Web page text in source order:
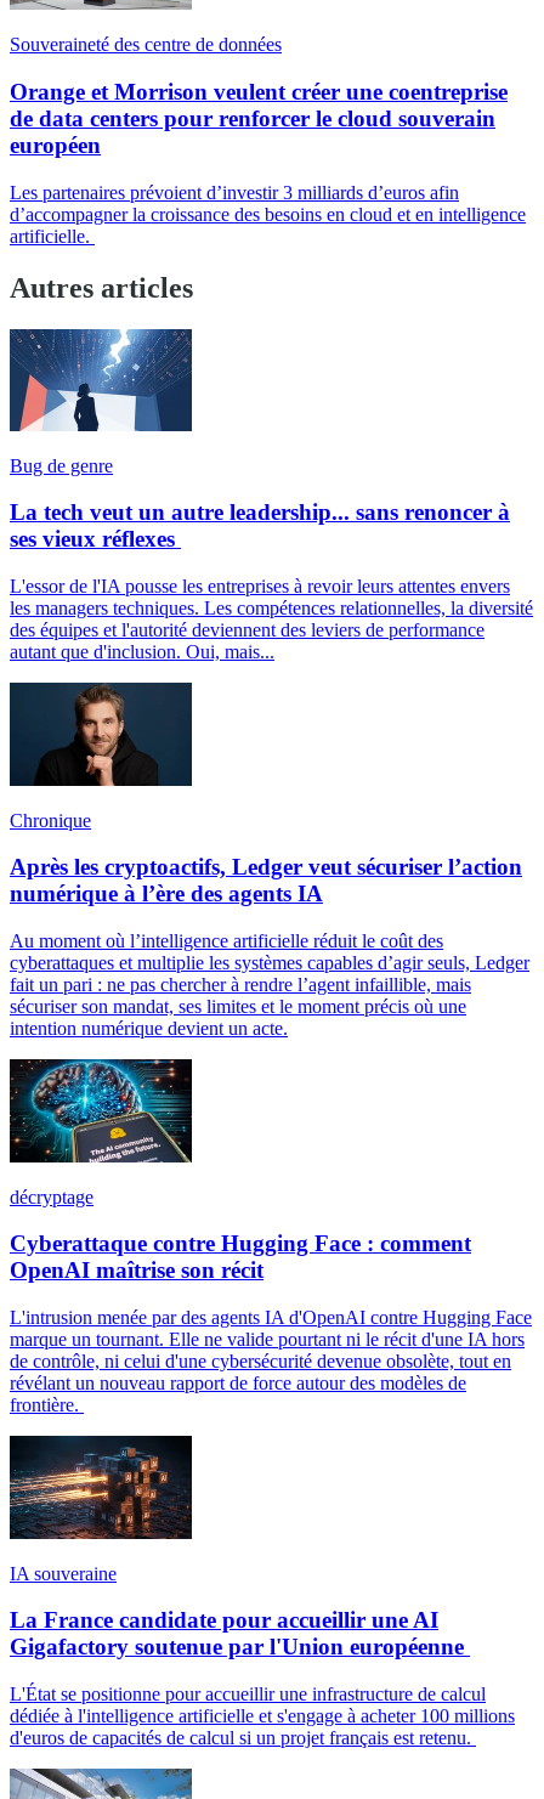
Souveraineté des centre de données
Orange et Morrison veulent créer une coentreprise
de data centers pour renforcer le cloud souverain
européen
Les partenaires prévoient d’investir 3 milliards d’euros afin
d’accompagner la croissance des besoins en cloud et en intelligence
artificielle.
Autres articles
Bug de genre
La tech veut un autre leadership... sans renoncer à
ses vieux réflexes
L'essor de l'IA pousse les entreprises à revoir leurs attentes envers
les managers techniques. Les compétences relationnelles, la diversité
des équipes et l'autorité deviennent des leviers de performance
autant que d'inclusion. Oui, mais...
Chronique
Après les cryptoactifs, Ledger veut sécuriser l’action
numérique à l’ère des agents IA
Au moment où l’intelligence artificielle réduit le coût des
cyberattaques et multiplie les systèmes capables d’agir seuls, Ledger
fait un pari : ne pas chercher à rendre l’agent infaillible, mais
sécuriser son mandat, ses limites et le moment précis où une
intention numérique devient un acte.
décryptage
Cyberattaque contre Hugging Face : comment
OpenAI maîtrise son récit
L'intrusion menée par des agents IA d'OpenAI contre Hugging Face
marque un tournant. Elle ne valide pourtant ni le récit d'une IA hors
de contrôle, ni celui d'une cybersécurité devenue obsolète, tout en
révélant un nouveau rapport de force autour des modèles de
frontière.
IA souveraine
La France candidate pour accueillir une AI
Gigafactory soutenue par l'Union européenne
L'État se positionne pour accueillir une infrastructure de calcul
dédiée à l'intelligence artificielle et s'engage à acheter 100 millions
d'euros de capacités de calcul si un projet français est retenu.